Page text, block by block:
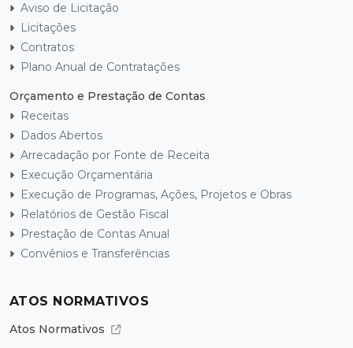
Aviso de Licitação
Licitações
Contratos
Plano Anual de Contratações
Orçamento e Prestação de Contas
Receitas
Dados Abertos
Arrecadação por Fonte de Receita
Execução Orçamentária
Execução de Programas, Ações, Projetos e Obras
Relatórios de Gestão Fiscal
Prestação de Contas Anual
Convênios e Transferências
ATOS NORMATIVOS
Atos Normativos